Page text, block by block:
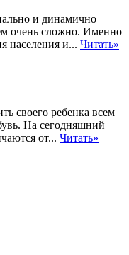
и динамично
очень сложно. Именно
населения и... Читать»
своего ребенка всем
На сегодняшний
от... Читать»